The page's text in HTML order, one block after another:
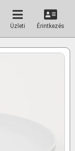
Üzleti Érintkezés